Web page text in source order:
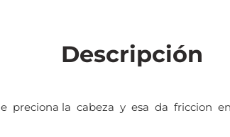
Descripción
preciona la cabeza y esa da friccion